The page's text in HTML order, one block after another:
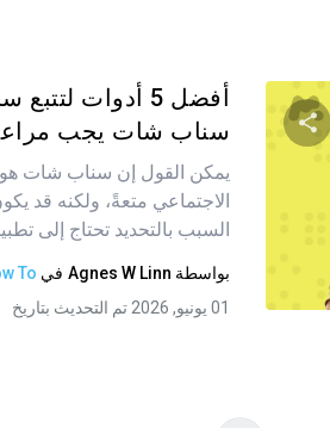
شارك هذه المقالة
فيسبوك نسخ الرابط
أفضل 5 أدوات
سناب شات يجب
يمكن القول إن سناب شات هو
الاجتماعي متعةً، ولكنه قد
السبب بالتحديد تحتاج إلى
بواسطة Agnes W Linn في To
01 يونيو, 2026 تم التحديث بتاريخ